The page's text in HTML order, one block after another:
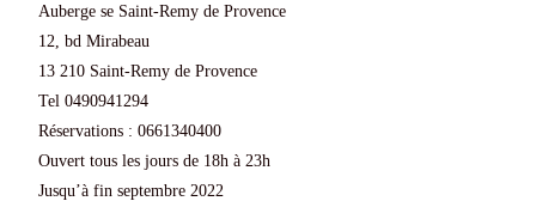
Auberge se Saint-Remy de Provence
12, bd Mirabeau
13 210 Saint-Remy de Provence
Tel 0490941294
Réservations : 0661340400
Ouvert tous les jours de 18h à 23h
Jusqu’à fin septembre 2022